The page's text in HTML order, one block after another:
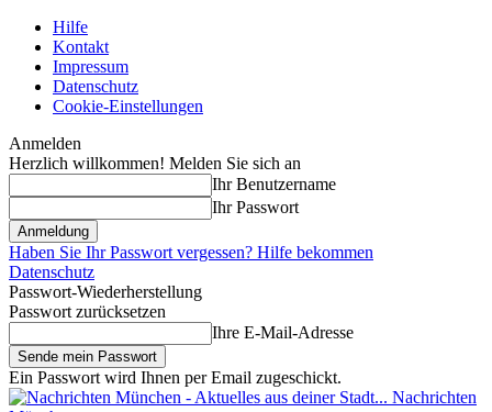
Hilfe
Kontakt
Impressum
Datenschutz
Cookie-Einstellungen
Anmelden
Herzlich willkommen! Melden Sie sich an
Ihr Benutzername
Ihr Passwort
Haben Sie Ihr Passwort vergessen? Hilfe bekommen
Datenschutz
Passwort-Wiederherstellung
Passwort zurücksetzen
Ihre E-Mail-Adresse
Ein Passwort wird Ihnen per Email zugeschickt.
Nachrichten